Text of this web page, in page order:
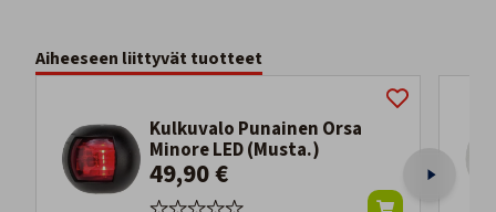
Aiheeseen liittyvät tuotteet
Kulkuvalo Punainen Orsa
Minore LED (Musta.)
49,90 €